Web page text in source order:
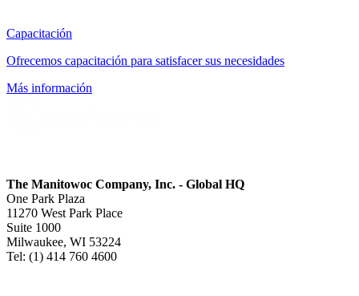
Capacitación
Ofrecemos capacitación para satisfacer sus necesidades
Más información
The Manitowoc Company, Inc. - Global HQ
One Park Plaza
11270 West Park Place
Suite 1000
Milwaukee, WI 53224
Tel: (1) 414 760 4600